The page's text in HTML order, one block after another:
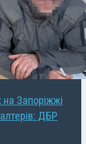
Запоріжжі
ДБР